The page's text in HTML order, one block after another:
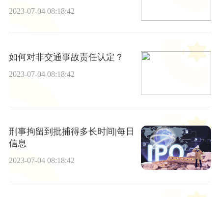
2023-07-04 08:18:42
如何对非交通事故责任认定？
2023-07-04 08:18:42
刑事拘留到批捕得多长时间|每日
信息
2023-07-04 08:18:42